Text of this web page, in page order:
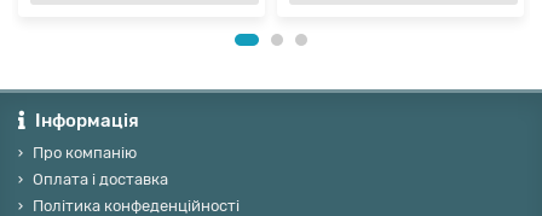
Інформація
Про компанію
Оплата і доставка
Політика конфеденційності